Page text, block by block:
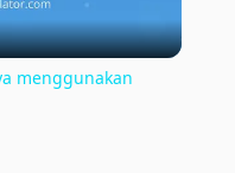
menggunakan